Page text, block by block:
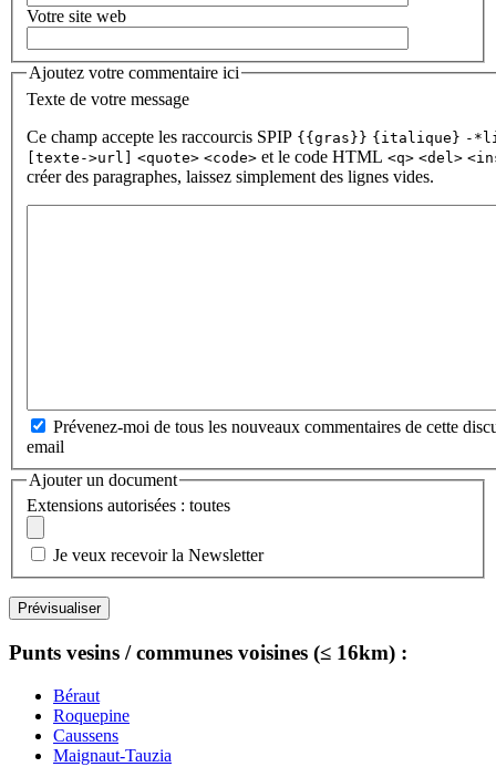
Votre site web
Ajoutez votre commentaire ici
Texte de votre message
Ce champ accepte les raccourcis SPIP {{gras}} {italique} -
[texte->url] <quote> <code> et le code HTML <q> <del>
créer des paragraphes, laissez simplement des lignes vides.
Prévenez-moi de tous les nouveaux commentaires de cette
email
Ajouter un document
Extensions autorisées : toutes
Je veux recevoir la Newsletter
Punts vesins / communes voisines (≤ 16km) :
Béraut
Roquepine
Caussens
Maignaut-Tauzia